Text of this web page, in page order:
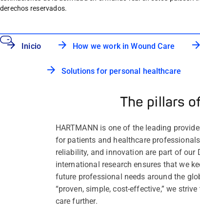
derechos reservados.
Inicio How we work in Wound Care
Solutions for personal healthcare
The pillars
HARTMANN is one of the leading
for patients and healthcare
reliability, and innovation are part of our
international research ensures that we
future professional needs around the
“proven, simple, cost-effective,” we
care further.